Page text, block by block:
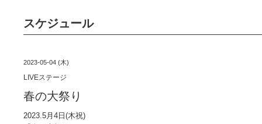
スケジュール
2023-05-04 (木)
LIVEステージ
春の大祭り
2023.5月4日(木祝)